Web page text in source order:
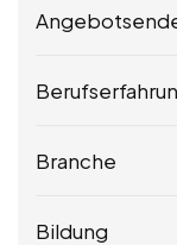
Branche
Bildung